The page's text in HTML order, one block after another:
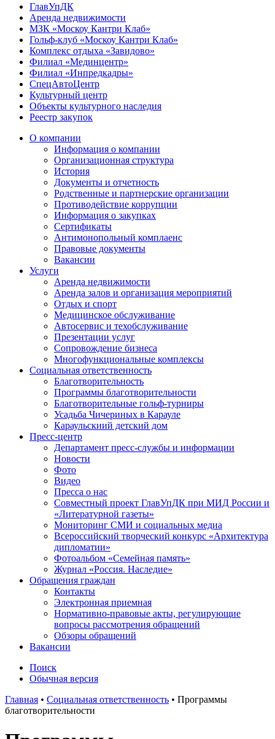
ГлавУпДК
Аренда недвижимости
МЗК «Москоу Кантри Клаб»
Гольф-клуб «Москоу Кантри Клаб»
Комплекс отдыха «Завидово»
Филиал «Мединцентр»
Филиал «Инпредкадры»
СпецАвтоЦентр
Культурный центр
Объекты культурного наследия
Реестр закупок
О компании
Информация о компании
Организационная структура
История
Документы и отчетность
Родственные и партнерские организации
Противодействие коррупции
Информация о закупках
Сертификаты
Антимонопольный комплаенс
Правовые документы
Вакансии
Услуги
Аренда недвижимости
Аренда залов и организация мероприятий
Отдых и спорт
Медицинское обслуживание
Автосервис и техобслуживание
Презентации услуг
Сопровождение бизнеса
Многофункциональные комплексы
Социальная ответственность
Благотворительность
Программы благотворительности
Благотворительные гольф-турниры
Усадьба Чичериных в Карауле
Караульскиий детский дом
Пресс-центр
Департамент пресс-службы и информации
Новости
Фото
Видео
Пресса о нас
Совместный проект ГлавУпДК при МИД России и
«Литературной газеты»
Мониторинг СМИ и социальных медиа
Всероссийский творческий конкурс «Архитектура
дипломатии»
Фотоальбом «Семейная память»
Журнал «Россия. Наследие»
Обращения граждан
Контакты
Электронная приемная
Нормативно-правовые акты, регулирующие
вопросы рассмотрения обращений
Обзоры обращений
Вакансии
Поиск
Обычная версия
Главная • Социальная ответственность • Программы
благотворительности